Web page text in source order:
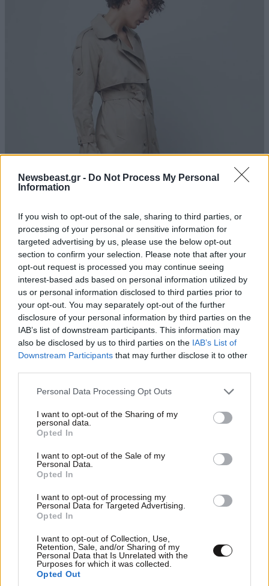
Newsbeast.gr - Do Not Process My Personal
Information
If you wish to opt-out of the sale, sharing to third parties, or
processing of your personal or sensitive information for
targeted advertising by us, please use the below opt-out
section to confirm your selection. Please note that after your
opt-out request is processed you may continue seeing
interest-based ads based on personal information utilized by
us or personal information disclosed to third parties prior to
your opt-out. You may separately opt-out of the further
disclosure of your personal information by third parties on the
IAB’s list of downstream participants. This information may
also be disclosed by us to third parties on the IAB’s List of
Downstream Participants that may further disclose it to other
Please note that this website/app uses one or more Google
not limited to your visit or usage behaviour. You may click to
grant or deny consent to Google and its third-party tags to
use your data for below specified purposes in below Google
consent section.
Personal Data Processing Opt Outs
I want to opt-out of the Sharing of my
personal data.
Opted In
I want to opt-out of the Sale of my
Personal Data.
Opted In
I want to opt-out of processing my
Personal Data for Targeted Advertising.
Opted In
I want to opt-out of Collection, Use,
Retention, Sale, and/or Sharing of my
Personal Data that Is Unrelated with the
Purposes for which it was collected.
Opted Out